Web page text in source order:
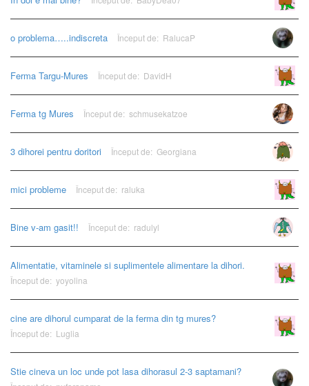
o problema…..indiscreta Început de: RalucaP
Ferma Targu-Mures Început de: DavidH
Ferma tg Mures Început de: schmusekatzoe
3 dihorei pentru doritori Început de: Georgiana
mici probleme Început de: raluka
Bine v-am gasit!! Început de: radulyl
Alimentatie, vitaminele si suplimentele alimentare la dihori.
Început de: yoyolina
Anonim
cine are dihorul cumparat de la ferma din tg mures?
Început de: Luglia
Stie cineva un loc unde pot lasa dihorasul 2-3 saptamani?